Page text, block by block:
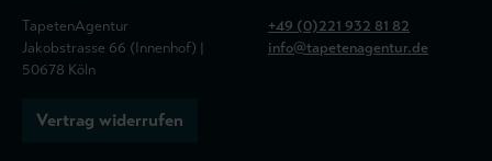
TapetenAgentur
Jakobstrasse 66 (Innenhof) |
50678 Köln
+49 (0)221 932 81 82
info@tapetenagentur.de
Vertrag widerrufen